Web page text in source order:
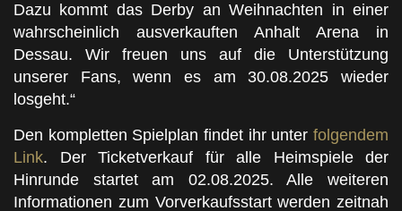
Dazu kommt das Derby an Weihnachten in einer
wahrscheinlich ausverkauften Anhalt Arena in
Dessau. Wir freuen uns auf die Unterstützung
unserer Fans, wenn es am 30.08.2025 wieder
losgeht.“
Den kompletten Spielplan findet ihr unter folgendem
Link. Der Ticketverkauf für alle Heimspiele der
Hinrunde startet am 02.08.2025. Alle weiteren
Informationen zum Vorverkaufsstart werden zeitnah